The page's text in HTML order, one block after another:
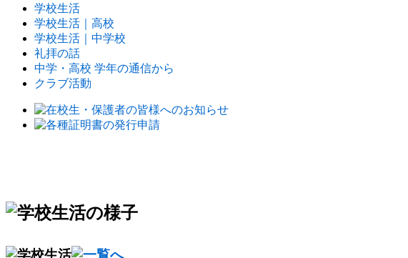
学校生活
学校生活｜高校
学校生活｜中学校
礼拝の話
中学・高校 学年の通信から
クラブ活動